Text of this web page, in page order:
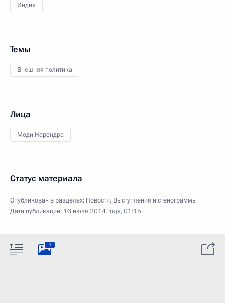
Индия
Темы
Внешняя политика
Лица
Моди Нарендра
Статус материала
Опубликован в разделах: Новости, Выступления и стенограммы
Дата публикации: 16 июля 2014 года, 01:15
9